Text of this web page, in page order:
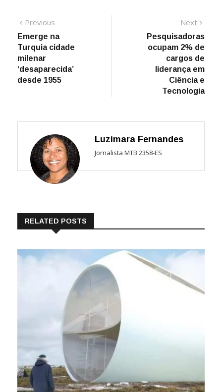
Navegação
de
Post
Previous
post:
Emerge na
Turquia cidade
milenar
‘desaparecida’
desde 1955
Next
post:
Pesquisadoras
ocupam 2% de
cargos de
liderança em
Ciência e
Tecnologia
Luzimara Fernandes
Jornalista MTB 2358-ES
RELATED POSTS